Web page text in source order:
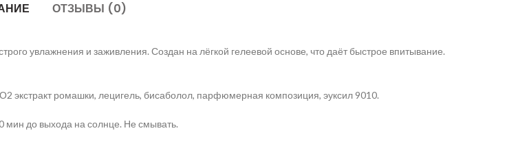
ОТЗЫВЫ (0)
увлажнения и заживления. Создан на лёгкой гелеевой основе, что даёт быстрое впитывание.
экстракт ромашки, лецигель, бисаболол, парфюмерная композиция, эуксил 9010.
мин до выхода на солнце. Не смывать.